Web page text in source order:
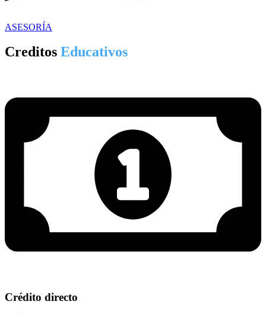
ASESORÍA
Creditos Educativos
Crédito directo